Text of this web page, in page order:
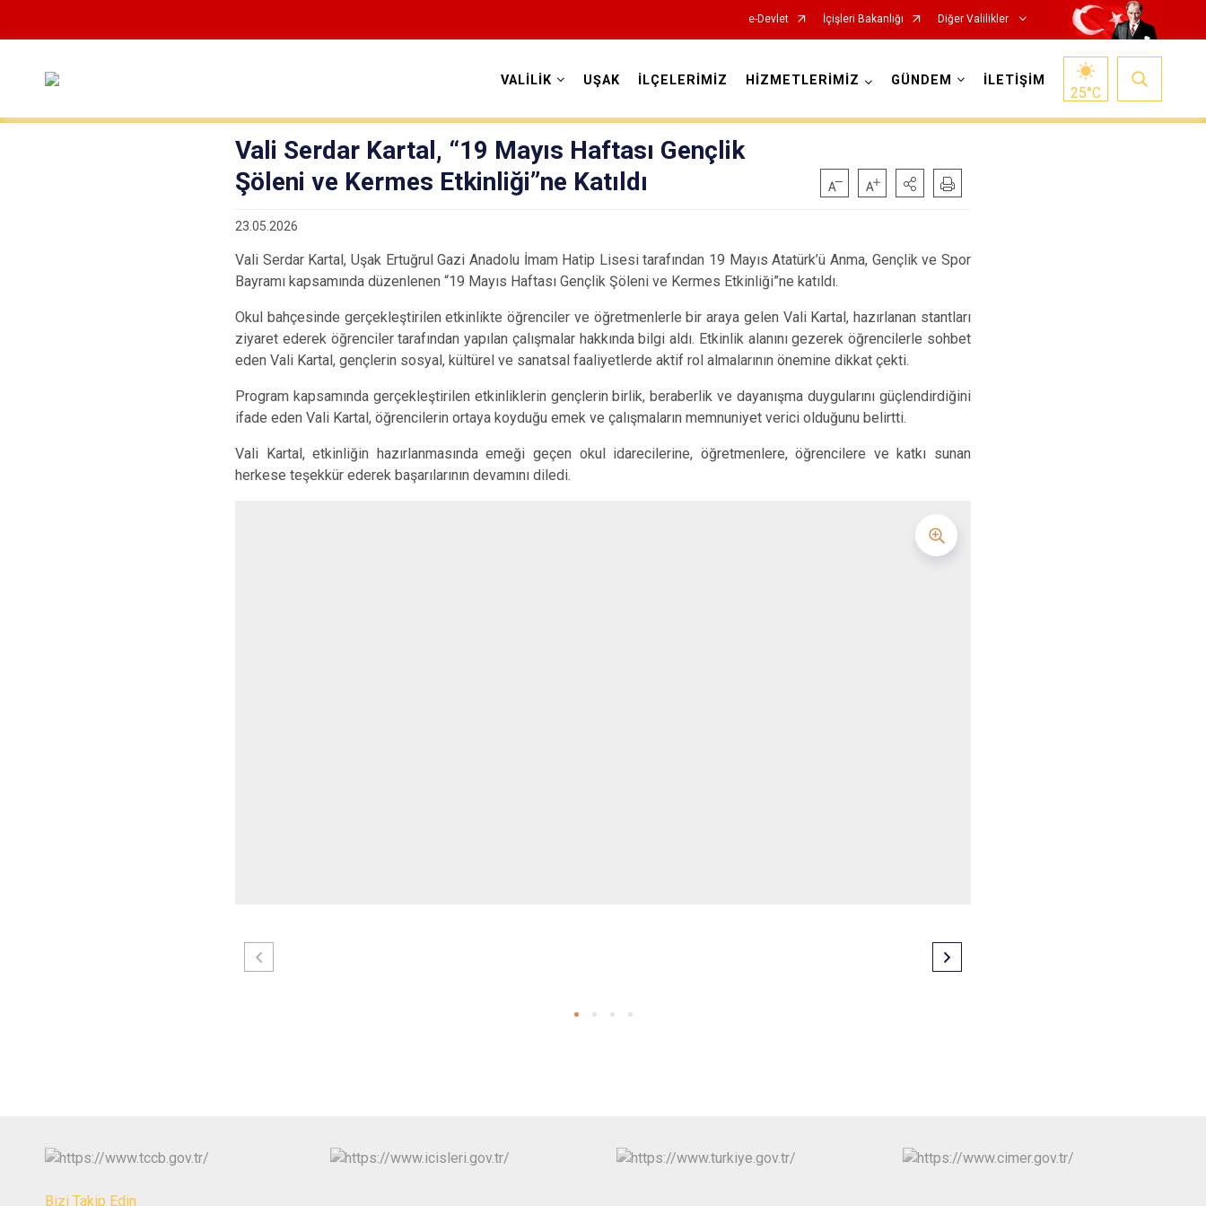
e-Devlet İçişleri Bakanlığı Diğer Valilikler
VALİLİK UŞAK İLÇELERİMİZ HİZMETLERİMİZ GÜNDEM İLETİŞİM
25°C
Vali Serdar Kartal, “19 Mayıs Haftası Gençlik
Şöleni ve Kermes Etkinliği”ne Katıldı
23.05.2026
Vali Serdar Kartal, Uşak Ertuğrul Gazi Anadolu İmam Hatip Lisesi tarafından 19 Mayıs Atatürk’ü Anma, Gençlik ve Spor
Bayramı kapsamında düzenlenen “19 Mayıs Haftası Gençlik Şöleni ve Kermes Etkinliği”ne katıldı.
Okul bahçesinde gerçekleştirilen etkinlikte öğrenciler ve öğretmenlerle bir araya gelen Vali Kartal, hazırlanan stantları
ziyaret ederek öğrenciler tarafından yapılan çalışmalar hakkında bilgi aldı. Etkinlik alanını gezerek öğrencilerle sohbet
eden Vali Kartal, gençlerin sosyal, kültürel ve sanatsal faaliyetlerde aktif rol almalarının önemine dikkat çekti.
Program kapsamında gerçekleştirilen etkinliklerin gençlerin birlik, beraberlik ve dayanışma duygularını güçlendirdiğini
ifade eden Vali Kartal, öğrencilerin ortaya koyduğu emek ve çalışmaların memnuniyet verici olduğunu belirtti.
Vali Kartal, etkinliğin hazırlanmasında emeği geçen okul idarecilerine, öğretmenlere, öğrencilere ve katkı sunan
herkese teşekkür ederek başarılarının devamını diledi.
Bizi Takip Edin